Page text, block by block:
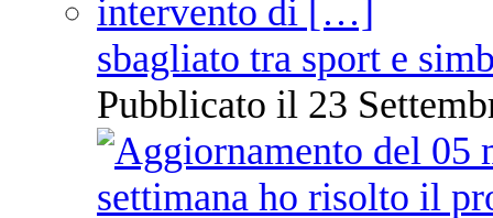
sbagliato tra sport e
Pubblicato il 23